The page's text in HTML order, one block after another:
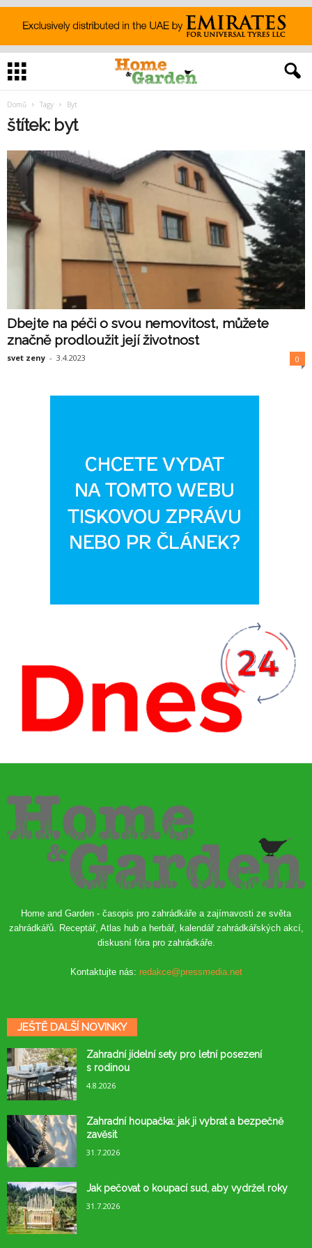
Domů Tagy Byt
štítek: byt
Dbejte na péči o svou nemovitost, můžete
značně prodloužit její životnost
svet zeny - 3.4.2023 0
Home and Garden - časopis pro zahrádkáře a zajímavosti ze světa
zahrádkářů. Receptář, Atlas hub a herbář, kalendář zahrádkářských akcí,
diskusní fóra pro zahrádkáře.
Kontaktujte nás: redakce@pressmedia.net
JEŠTĚ DALŠÍ NOVINKY
Zahradní jídelní sety pro letní posezení
s rodinou
4.8.2026
Zahradní houpačka: jak ji vybrat a bezpečně
zavěsit
31.7.2026
Jak pečovat o koupací sud, aby vydržel roky
31.7.2026